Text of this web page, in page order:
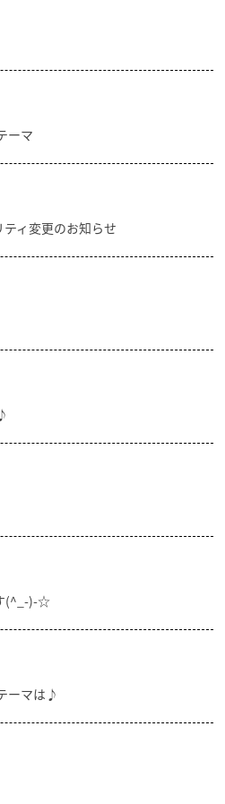
ーマ
ィ変更のお知らせ
(^_-)-☆
ーマは♪